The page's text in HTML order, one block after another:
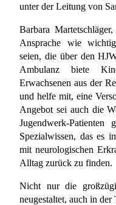
unter der Leitung von
Barbara
Ansprache wie
seien, die über den
Ambulanz biete
Erwachsenen aus der
und helfe mit, eine
Angebot sei auch die
Jugendwerk-Patienten
Spezialwissen, das es
mit neurologischen
Alltag zurück zu finden.
Nicht nur die
neugestaltet, auch in